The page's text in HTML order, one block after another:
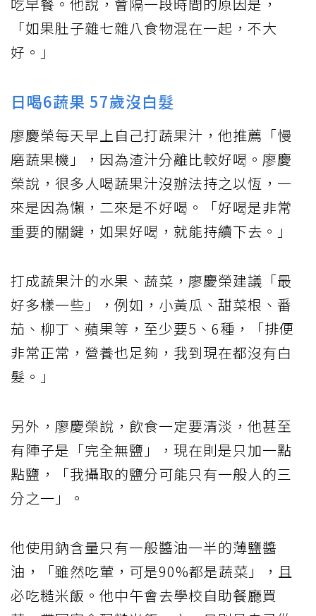
「如果肚子雜七雜八食物混在一起，不大
好。」
日喝6蔬果 57歲沒白髮
廖慶榮每天早上自己打蔬果汁，他推薦「慢
磨蔬果機」，因為渣汁分離比較好喝。廖慶
榮說，很多人喝蔬果汁沒辦法持之以恆，一
來是因為懶，二來是不好喝。「好喝是非常
重要的關鍵，如果好喝，就能持續下去。」
打成蔬果汁的水果、蔬菜，廖慶榮建議「最
好多樣一些」，例如，小黃瓜、甜菜根、番
茄、柳丁、蘋果等，至少要5、6種，「排便
非常正常，營養也足夠，我到現在都沒有白
髮。」
另外，廖慶榮說，飲食一定要清淡，他甚至
有陣子是「完全無鹽」，現在則是只加一點
點鹽，「我攝取的鹽分可能只有一般人的三
分之一」。
他使用鈉含量只有一般醬油一半的薄鹽醬
油，「雖然吃葷，可是90%都是蔬菜」，且
必吃糙米飯。他中午會去學校自助餐廳買